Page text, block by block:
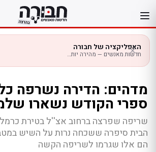
לתוכן
האפליקציה של חבורה
חדשות מאנשים — מהירה יותר בנייד
מדהים: הדירה נשרפה
ספרי הקודש נשארו
שריפה שפרצה ברחוב אצ''ל בטירת
הבית סיפרה ששכחה נרות על השיש
הם אלו שגרמו לשריפה הקשה